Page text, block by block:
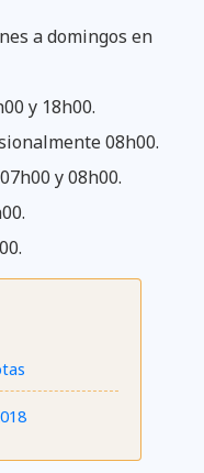
a domingos en
y 18h00.
08h00.
y 08h00.